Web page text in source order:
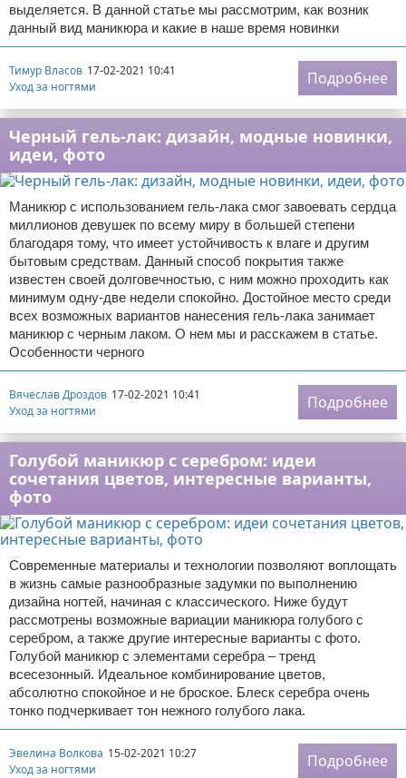
выделяется. В данной статье мы рассмотрим, как возник
данный вид маникюра и какие в наше время новинки
Тимур Власов 17-02-2021 10:41
Уход за ногтями
Подробнее
Черный гель-лак: дизайн, модные новинки,
идеи, фото
Маникюр с использованием гель-лака смог завоевать сердца
миллионов девушек по всему миру в большей степени
благодаря тому, что имеет устойчивость к влаге и другим
бытовым средствам. Данный способ покрытия также
известен своей долговечностью, с ним можно проходить как
минимум одну-две недели спокойно. Достойное место среди
всех возможных вариантов нанесения гель-лака занимает
маникюр с черным лаком. О нем мы и расскажем в статье.
Особенности черного
Вячеслав Дроздов 17-02-2021 10:41
Уход за ногтями
Подробнее
Голубой маникюр с серебром: идеи
сочетания цветов, интересные варианты,
фото
Современные материалы и технологии позволяют воплощать
в жизнь самые разнообразные задумки по выполнению
дизайна ногтей, начиная с классического. Ниже будут
рассмотрены возможные вариации маникюра голубого с
серебром, а также другие интересные варианты с фото.
Голубой маникюр с элементами серебра – тренд
всесезонный. Идеальное комбинирование цветов,
абсолютно спокойное и не броское. Блеск серебра очень
тонко подчеркивает тон нежного голубого лака.
Эвелина Волкова 15-02-2021 10:27
Уход за ногтями
Подробнее